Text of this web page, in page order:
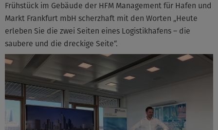
Frühstück im Gebäude der HFM Management für Hafen und
Markt Frankfurt mbH scherzhaft mit den Worten „Heute
erleben Sie die zwei Seiten eines Logistikhafens – die
saubere und die dreckige Seite“.